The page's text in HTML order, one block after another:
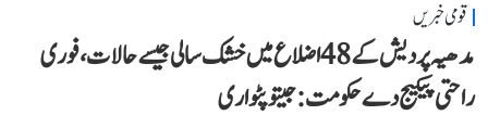
قومی خبریں
مدھیہ پردیش کے 48 اضلاع میں خشک سالی جیسے حالات، فوری
راحتی پیکیج دے حکومت: جیتو پٹواری